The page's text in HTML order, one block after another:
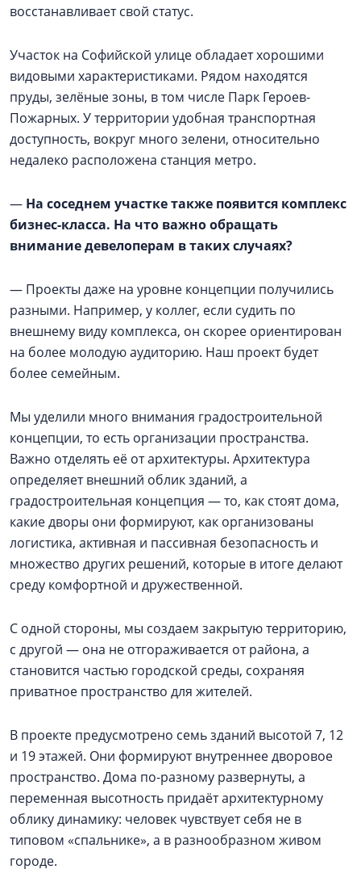
восстанавливает свой статус.
Участок на Софийской улице обладает хорошими
видовыми характеристиками. Рядом находятся
пруды, зелёные зоны, в том числе Парк Героев-
Пожарных. У территории удобная транспортная
доступность, вокруг много зелени, относительно
недалеко расположена станция метро.
— На соседнем участке также появится комплекс
бизнес-класса. На что важно обращать
внимание девелоперам в таких случаях?
— Проекты даже на уровне концепции получились
разными. Например, у коллег, если судить по
внешнему виду комплекса, он скорее ориентирован
на более молодую аудиторию. Наш проект будет
более семейным.
Мы уделили много внимания градостроительной
концепции, то есть организации пространства.
Важно отделять её от архитектуры. Архитектура
определяет внешний облик зданий, а
градостроительная концепция — то, как стоят дома,
какие дворы они формируют, как организованы
логистика, активная и пассивная безопасность и
множество других решений, которые в итоге делают
среду комфортной и дружественной.
С одной стороны, мы создаем закрытую территорию,
с другой — она не отгораживается от района, а
становится частью городской среды, сохраняя
приватное пространство для жителей.
В проекте предусмотрено семь зданий высотой 7, 12
и 19 этажей. Они формируют внутреннее дворовое
пространство. Дома по-разному развернуты, а
переменная высотность придаёт архитектурному
облику динамику: человек чувствует себя не в
типовом «спальнике», а в разнообразном живом
городе.